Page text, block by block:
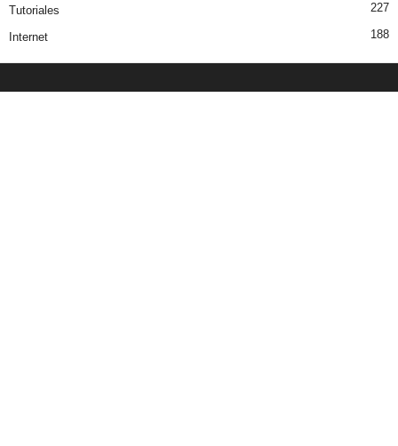
Tutoriales 227
Internet 188